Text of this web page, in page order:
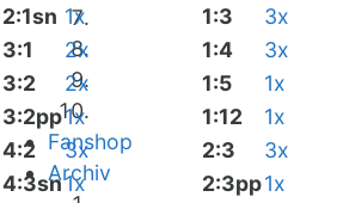
Fanshop
Archiv
2:1sn 1x
3:1
2x
3:2
2x
3:2pp1x
4:2
3x
4:3sn1x
1:3
3x
1:4
3x
1:5
1x
1:12
1x
2:3
3x
2:3pp1x